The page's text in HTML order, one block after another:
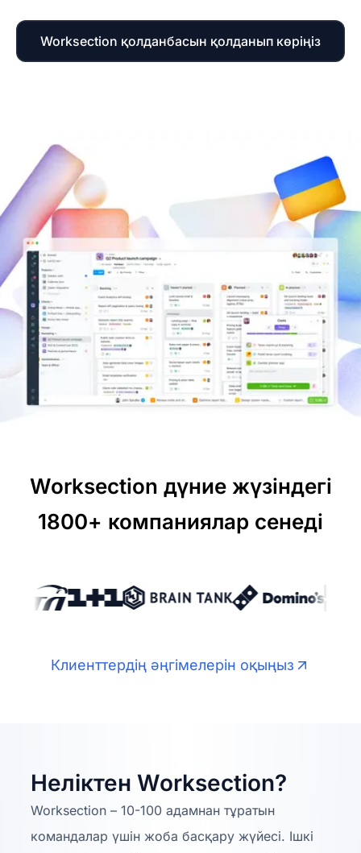
Worksection қолданбасын қолданып көріңіз
Worksection дүние жүзіндегі
1800+ компаниялар сенеді
Клиенттердің әңгімелерін оқыңыз
Неліктен Worksection?
Worksection – 10-100 адамнан тұратын
командалар үшін жоба басқару жүйесі. Ішкі